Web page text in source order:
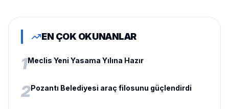
EN ÇOK OKUNANLAR
1Meclis Yeni Yasama Yılına Hazır
2Pozantı Belediyesi araç filosunu güçlendirdi